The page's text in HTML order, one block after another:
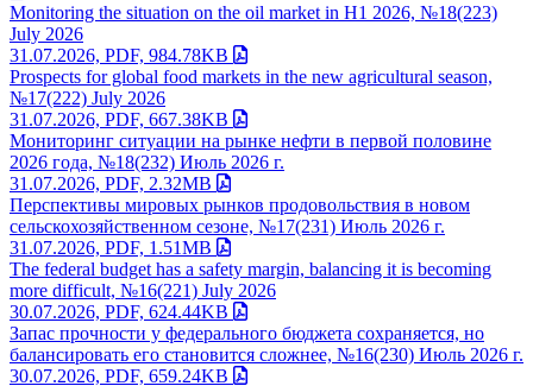
Monitoring the situation on the oil market in H1 2026, №18(223)
July 2026
31.07.2026, PDF, 984.78KB
Prospects for global food markets in the new agricultural season,
№17(222) July 2026
31.07.2026, PDF, 667.38KB
Мониторинг ситуации на рынке нефти в первой половине
2026 года, №18(232) Июль 2026 г.
31.07.2026, PDF, 2.32MB
Перспективы мировых рынков продовольствия в новом
сельскохозяйственном сезоне, №17(231) Июль 2026 г.
31.07.2026, PDF, 1.51MB
The federal budget has a safety margin, balancing it is becoming
more difficult, №16(221) July 2026
30.07.2026, PDF, 624.44KB
Запас прочности у федерального бюджета сохраняется, но
балансировать его становится сложнее, №16(230) Июль 2026 г.
30.07.2026, PDF, 659.24KB